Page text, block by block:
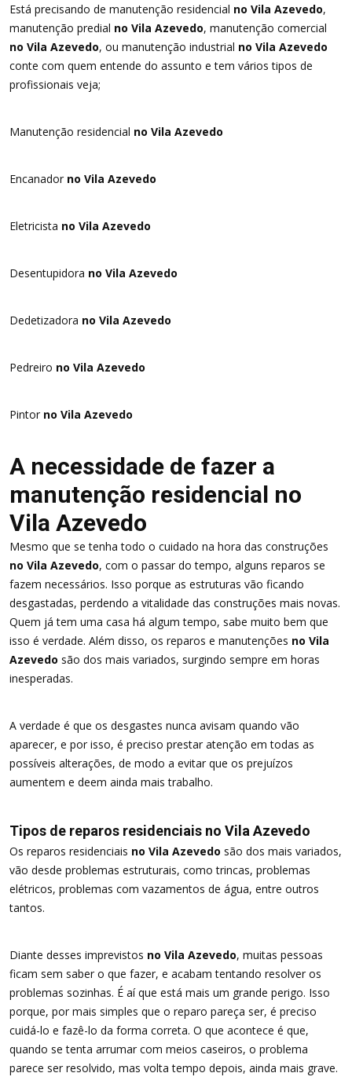
Está precisando de manutenção residencial no Vila Azevedo,
manutenção predial no Vila Azevedo, manutenção comercial
no Vila Azevedo, ou manutenção industrial no Vila Azevedo
conte com quem entende do assunto e tem vários tipos de
profissionais veja;
Manutenção residencial no Vila Azevedo
Encanador no Vila Azevedo
Eletricista no Vila Azevedo
Desentupidora no Vila Azevedo
Dedetizadora no Vila Azevedo
Pedreiro no Vila Azevedo
Pintor no Vila Azevedo
A necessidade de fazer a
manutenção residencial no
Vila Azevedo
Mesmo que se tenha todo o cuidado na hora das construções
no Vila Azevedo, com o passar do tempo, alguns reparos se
fazem necessários. Isso porque as estruturas vão ficando
desgastadas, perdendo a vitalidade das construções mais novas.
Quem já tem uma casa há algum tempo, sabe muito bem que
isso é verdade. Além disso, os reparos e manutenções no Vila
Azevedo são dos mais variados, surgindo sempre em horas
inesperadas.
A verdade é que os desgastes nunca avisam quando vão
aparecer, e por isso, é preciso prestar atenção em todas as
possíveis alterações, de modo a evitar que os prejuízos
aumentem e deem ainda mais trabalho.
Tipos de reparos residenciais no Vila Azevedo
Os reparos residenciais no Vila Azevedo são dos mais variados,
vão desde problemas estruturais, como trincas, problemas
elétricos, problemas com vazamentos de água, entre outros
tantos.
Diante desses imprevistos no Vila Azevedo, muitas pessoas
ficam sem saber o que fazer, e acabam tentando resolver os
problemas sozinhas. É aí que está mais um grande perigo. Isso
porque, por mais simples que o reparo pareça ser, é preciso
cuidá-lo e fazê-lo da forma correta. O que acontece é que,
quando se tenta arrumar com meios caseiros, o problema
parece ser resolvido, mas volta tempo depois, ainda mais grave.